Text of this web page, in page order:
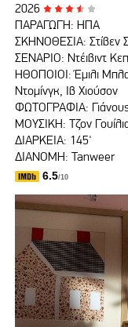
2026
ΠΑΡΑΓΩΓΗ: HΠΑ
ΣΚΗΝΟΘΕΣΙΑ: Στίβεν
ΣΕΝΑΡΙΟ: Ντέιβιντ Κεπ
ΗΘΟΠΟΙΟΙ: Έμιλι
Ντομίνγκ, Ιβ Χιούσον
ΦΩΤΟΓΡΑΦΙΑ: Γιάνους
ΜΟΥΣΙΚΗ: Τζον
ΔΙΑΡΚΕΙΑ: 145'
ΔΙΑΝΟΜΗ: Tanweer
6.5/10